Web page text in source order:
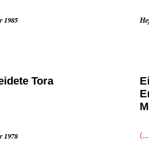
1985
Tora
1978